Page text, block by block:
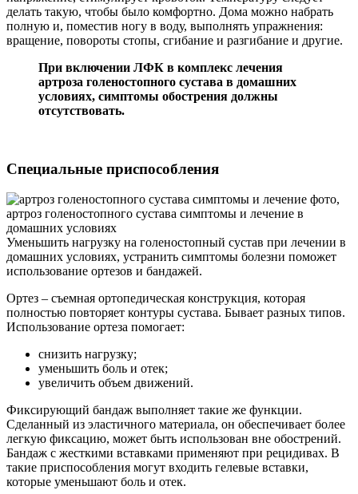
делать такую, чтобы было комфортно. Дома можно набрать
полную и, поместив ногу в воду, выполнять упражнения:
вращение, повороты стопы, сгибание и разгибание и другие.
При включении ЛФК в комплекс лечения
артроза голеностопного сустава в домашних
условиях, симптомы обострения должны
отсутствовать.
Специальные приспособления
Уменьшить нагрузку на голеностопный сустав при лечении в
домашних условиях, устранить симптомы болезни поможет
использование ортезов и бандажей.
Ортез – съемная ортопедическая конструкция, которая
полностью повторяет контуры сустава. Бывает разных типов.
Использование ортеза помогает:
снизить нагрузку;
уменьшить боль и отек;
увеличить объем движений.
Фиксирующий бандаж выполняет такие же функции.
Сделанный из эластичного материала, он обеспечивает более
легкую фиксацию, может быть использован вне обострений.
Бандаж с жесткими вставками применяют при рецидивах. В
такие приспособления могут входить гелевые вставки,
которые уменьшают боль и отек.